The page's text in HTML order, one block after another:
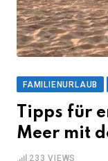
FAMILIENURLAUB
Tipps für
Meer mit
233 VIEWS